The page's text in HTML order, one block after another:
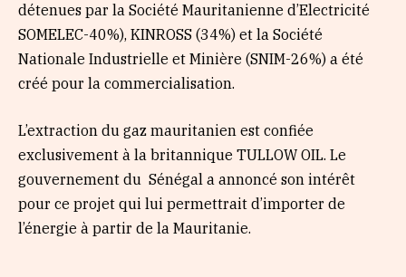
détenues par la Société Mauritanienne d’Electricité
SOMELEC-40%), KINROSS (34%) et la Société
Nationale Industrielle et Minière (SNIM-26%) a été
créé pour la commercialisation.
L’extraction du gaz mauritanien est confiée
exclusivement à la britannique TULLOW OIL. Le
gouvernement du Sénégal a annoncé son intérêt
pour ce projet qui lui permettrait d’importer de
l’énergie à partir de la Mauritanie.